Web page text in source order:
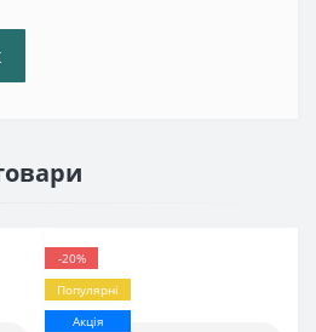
-20%
Популярні
Акція